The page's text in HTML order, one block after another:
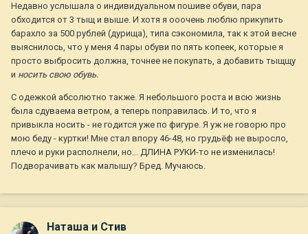
Недавно услышала о индивидуальном пошиве обуви, пара
обходится от 3 тыщ и выше. И хотя я ооочень люблю прикупить
барахло за 500 рублей (дурища), типа сэкономила, так к этой весне
выяснилось, что у меня 4 пары обуви по пять копеек, которые я
просто выбросить должна, точнее не покупать, а добавить тыщщу
и носить свою обувь.
С одежкой абсолютно также. Я небольшого роста и всю жизнь
была сдуваема ветром, а теперь поправилась. И то, что я
привыкла носить - не годится уже по фигуре. Я уж не говорю про
мою беду - куртки! Мне стал впору 46-48, но грудьёф не выросло,
плечо и руки располнели, но... ДЛИНА РУКИ-то не изменилась!
Подворачивать как малышу? Бред. Мучаюсь.
Наташа и Стив